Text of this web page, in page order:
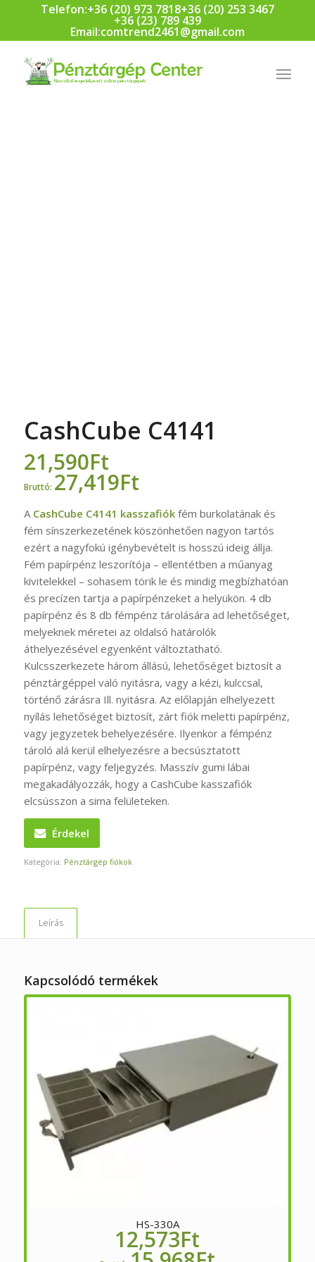
Telefon:+36 (20) 973 7818+36 (20) 253 3467
+36 (23) 789 439
Email:comtrend2461@gmail.com
CashCube C4141
21,590Ft
Bruttó: 27,419Ft
A CashCube C4141 kasszafiókfém burkolatának és
fém sínszerkezetének köszönhetően nagyon tartós
ezért a nagyfokú igénybevételt is hosszú ideig állja.
Fém papírpénz leszorítója – ellentétben a műanyag
kivitelekkel – sohasem törik le és mindig megbízhatóan
és precízen tartja a papírpénzeket a helyükön. 4 db
papírpénz és 8 db fémpénz tárolására ad lehetőséget,
melyeknek méretei az oldalsó határolók
áthelyezésével egyenként változtatható.
Kulcsszerkezete három állású, lehetőséget biztosít a
pénztárgéppel való nyitásra, vagy a kézi, kulccsal,
történő zárásra Ill. nyitásra. Az előlapján elhelyezett
nyílás lehetőséget biztosít, zárt fiók meletti papírpénz,
vagy jegyzetek behelyezésére. Ilyenkor a fémpénz
tároló alá kerül elhelyezésre a becsúsztatott
papírpénz, vagy feljegyzés. Masszív gumi lábai
megakadályozzák, hogy a CashCube kasszafiók
elcsússzon a sima felületeken.
Érdekel
Kategória: Pénztárgép fiókok
Leírás
Kapcsolódó termékek
HS-330A
12,573Ft